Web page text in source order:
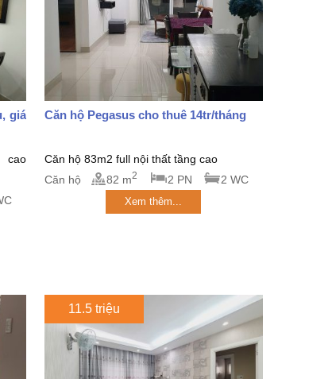
giá
cao
Căn hộ Pegasus cho thuê 14tr/tháng
Căn hộ 83m2 full nội thất tầng cao
Căn hộ
82 m2 2 PN 2 WC
Xem thêm...
11.5 triệu